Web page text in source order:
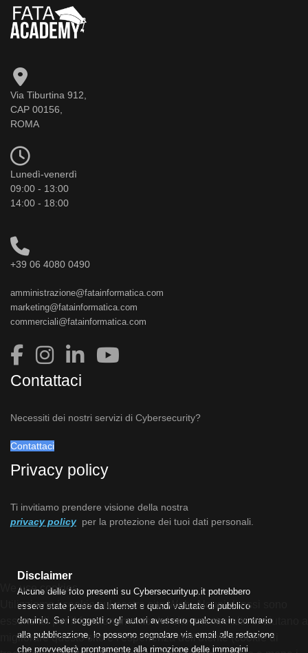
Via Tiburtina 912,
CAP 00156,
ROMA
Lunedì-venerdì
09:00 - 13:00
14:00 - 18:00
+39 06 4080 0490
amministrazione@fatainformatica.com
marketing@fatainformatica.com
commerciali@fatainformatica.com
Contattaci
Necessiti dei nostri servizi di Cybersecurity?
Contattaci
Privacy policy
Ti invitiamo prendere visione della nostra
privacy policy per la protezione dei tuoi dati personali.
Disclaimer
Alcune delle foto presenti su Cybersecurityup.it potrebbero
essere state prese da Internet e quindi valutate di pubblico
dominio. Se i soggetti o gli autori avessero qualcosa in contrario
alla pubblicazione, lo possono segnalare via email alla redazione
che provvederà prontamente alla rimozione delle immagini
We use cookies
Utilizziamo i cookie sul nostro sito Web. Alcuni di essi sono
essenziali per il funzionamento del sito, mentre altri ci aiutano a
migliorare questo sito e l'esperienza dell'utente (cookie di